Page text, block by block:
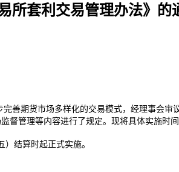
所套利交易管理办法》的
期货市场多样化的交易模式，经理事会审
督管理等内容进行了规定。现将具体实施时间
结算时起正式实施。